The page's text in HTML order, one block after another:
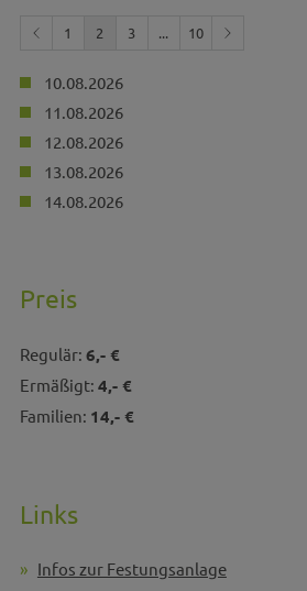
1 2 3 ... 10
10.08.2026
11.08.2026
12.08.2026
13.08.2026
14.08.2026
Preis
Regulär: 6,- €
Ermäßigt: 4,- €
Familien: 14,- €
Links
Infos zur Festungsanlage